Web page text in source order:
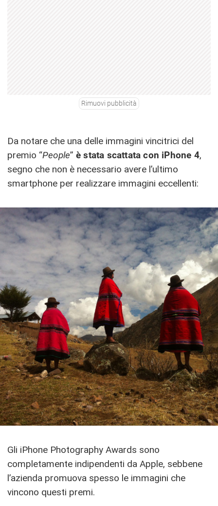
Rimuovi pubblicità
Da notare che una delle immagini vincitrici del
premio “People” è stata scattata con iPhone 4,
segno che non è necessario avere l’ultimo
smartphone per realizzare immagini eccellenti:
Gli iPhone Photography Awards sono
completamente indipendenti da Apple, sebbene
l’azienda promuova spesso le immagini che
vincono questi premi.